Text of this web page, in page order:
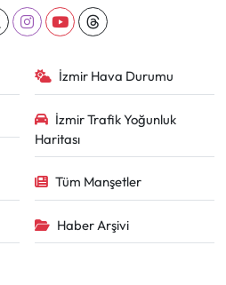
İzmir Hava Durumu
İzmir Trafik Yoğunluk
Haritası
Tüm Manşetler
Haber Arşivi